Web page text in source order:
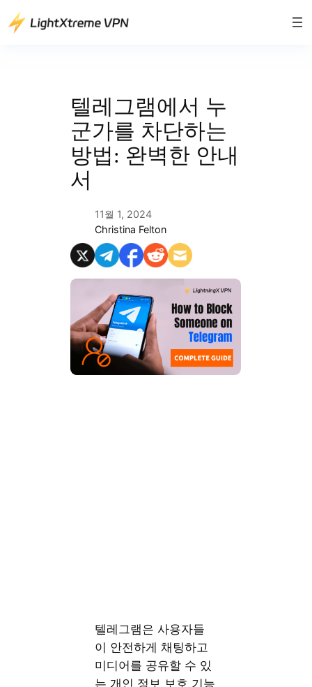
텐
텔레그램에서 누
군가를 차단하는
방법: 완벽한 안내
서
11월 1, 2024
Christina Felton
텔레그램은 사용자들
이 안전하게 채팅하고
미디어를 공유할 수 있
는 개인 정보 보호 기능